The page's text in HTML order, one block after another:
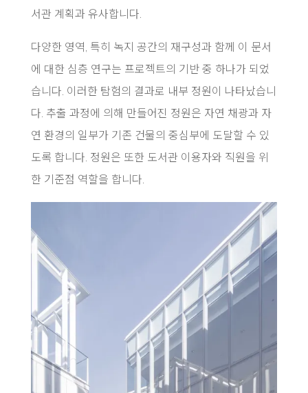
서관 계획과 유사합니다.
다양한 영역, 특히 녹지 공간의 재구성과 함께 이 문서
에 대한 심층 연구는 프로젝트의 기반 중 하나가 되었
습니다. 이러한 탐험의 결과로 내부 정원이 나타났습니
다. 추출 과정에 의해 만들어진 정원은 자연 채광과 자
연 환경의 일부가 기존 건물의 중심부에 도달할 수 있
도록 합니다. 정원은 또한 도서관 이용자와 직원을 위
한 기준점 역할을 합니다.